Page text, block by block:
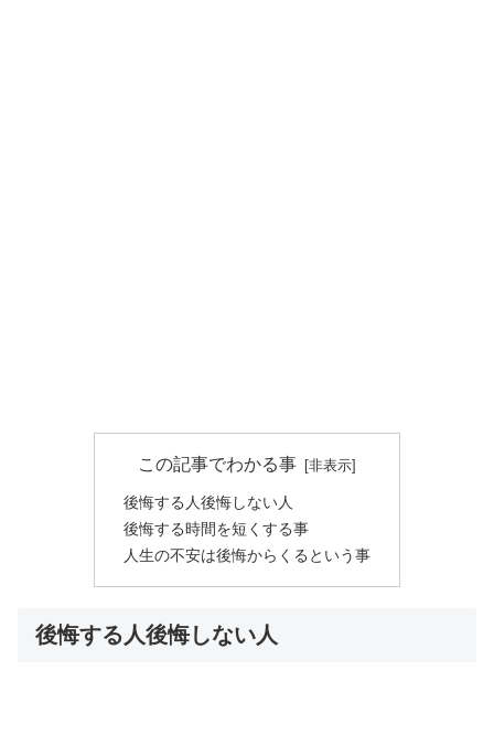
この記事でわかる事
後悔する人後悔しない人
後悔する時間を短くする事
人生の不安は後悔からくるという事
後悔する人後悔しない人